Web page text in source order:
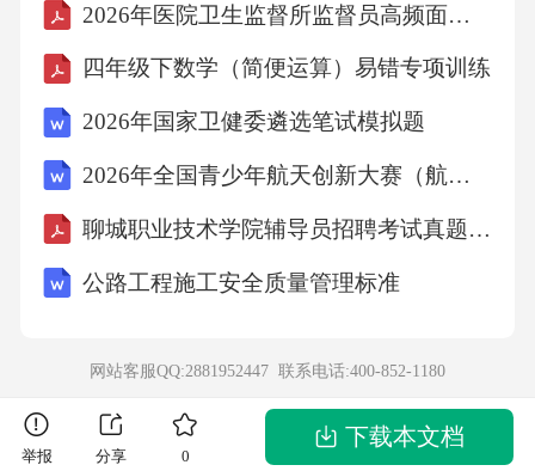
习技术的发展将对因材施教产生深远影响。我
们有理由相信，随着这一技术的不断成熟和普
而，我们也应认识到其中面临的挑战，并积极
寻求解决方案，以确保自适应学习技术的健康
发展。在撰写2026年自适应学习技术发展对因
材施教的影响的文章时，你可以按照以下结构
教育领域的价值。3.提出文章主旨：探讨自适应
2026年医院卫生监督所监督员高频面试题包含详细解答
四年级下数学（简便运算）易错专项训练
2026年国家卫健委遴选笔试模拟题
2026年全国青少年航天创新大赛（航天知识问答）经典试题及答案
聊城职业技术学院辅导员招聘考试真题及答案
公路工程施工安全质量管理标准
网站客服QQ:2881952447 联系电话:400-852-1180
举报 分享 0
下载本文档